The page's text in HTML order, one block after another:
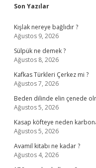
Sidebar
Son Yazılar
Kışlak nereye bağlıdır ?
Ağustos 9, 2026
Sülpük ne demek ?
Ağustos 8, 2026
Kafkas Türkleri Çerkez mi ?
Ağustos 7, 2026
Beden dilinde elin çenede
Ağustos 5, 2026
Kasap köfteye neden
Ağustos 5, 2026
Avamil kitabı ne kadar ?
Ağustos 4, 2026